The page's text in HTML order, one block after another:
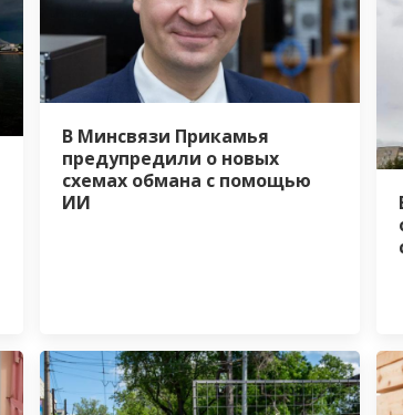
В Минсвязи Прикамья
предупредили о новых
схемах обмана с помощью
ИИ